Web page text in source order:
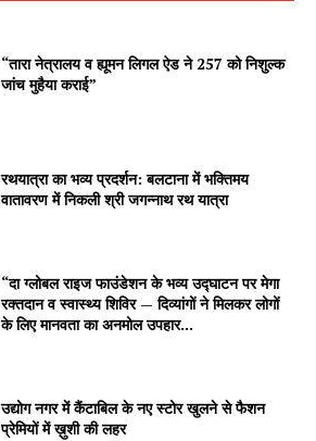
“तारा नेत्रालय व ह्यूमन लिगल ऐड ने 257 को निशुल्क
जांच मुहैया कराई”
रथयात्रा का भव्य प्रदर्शन: बलटाना में भक्तिमय
वातावरण में निकली श्री जगन्नाथ रथ यात्रा
“दा ग्लोबल राइज फाउंडेशन के भव्य उद्घाटन पर मेगा
रक्तदान व स्वास्थ्य शिविर — दिव्यांगों ने मिलकर लोगों
के लिए मानवता का अनमोल उपहार...
उद्योग नगर में कैंटाबिल के नए स्टोर खुलने से फैशन
प्रेमियों में ख़ुशी की लहर